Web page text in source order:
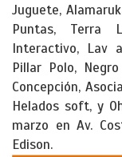
Juguete,
Puntas, Terra
Interactivo, Lav
Pillar Polo,
Concepción,
Helados soft, y
marzo en Av.
Edison.